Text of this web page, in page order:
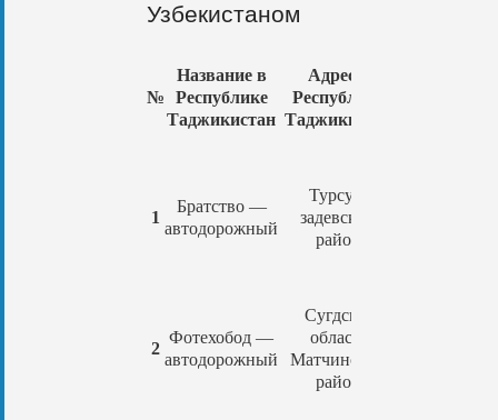
Узбекистаном
№
Название в
Республике
Таджикистан
Адрес в
Республике
Таджикистан
1
Братство —
автодорожный
Турсун-
задевский
район
2
Фотехобод —
автодорожный
Сугдская
область
Матчинский
район